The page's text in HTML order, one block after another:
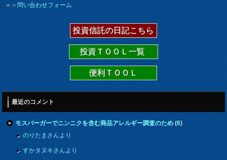
＝＞問い合わせフォーム
投資信託の日記こちら
投資ＴＯＯＬ一覧
便利ＴＯＯＬ
最近のコメント
モスバーガーでニンニクを含む商品アレルギー調査のため(6)
のりたまさんより
すかタヌキさんより